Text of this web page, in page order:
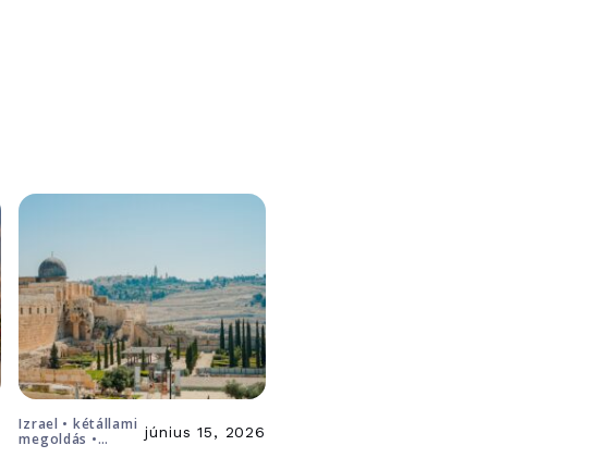
Izrael • kétállami
megoldás •
június 15, 2026